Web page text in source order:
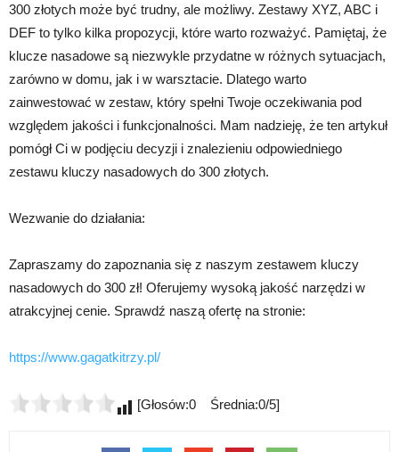
300 złotych może być trudny, ale możliwy. Zestawy XYZ, ABC i
DEF to tylko kilka propozycji, które warto rozważyć. Pamiętaj, że
klucze nasadowe są niezwykle przydatne w różnych sytuacjach,
zarówno w domu, jak i w warsztacie. Dlatego warto
zainwestować w zestaw, który spełni Twoje oczekiwania pod
względem jakości i funkcjonalności. Mam nadzieję, że ten artykuł
pomógł Ci w podjęciu decyzji i znalezieniu odpowiedniego
zestawu kluczy nasadowych do 300 złotych.
Wezwanie do działania:
Zapraszamy do zapoznania się z naszym zestawem kluczy
nasadowych do 300 zł! Oferujemy wysoką jakość narzędzi w
atrakcyjnej cenie. Sprawdź naszą ofertę na stronie:
https://www.gagatkitrzy.pl/
[Głosów:0 Średnia:0/5]